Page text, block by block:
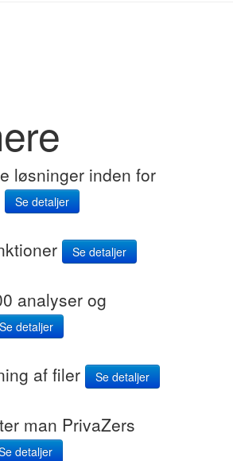
løsninger inden for
Se detaljer
Se detaljer
analyser og
Se detaljer
af filer Se detaljer
man PrivaZers
detaljer